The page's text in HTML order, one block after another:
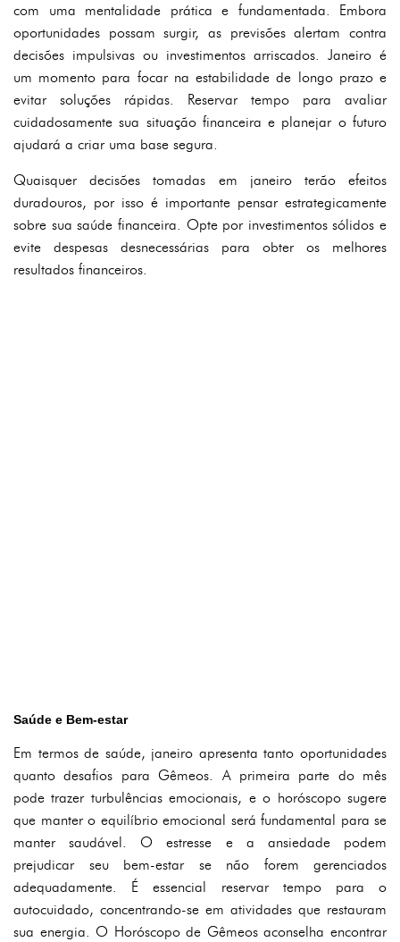
com uma mentalidade prática e fundamentada. Embora
oportunidades possam surgir, as previsões alertam contra
decisões impulsivas ou investimentos arriscados. Janeiro é
um momento para focar na estabilidade de longo prazo e
evitar soluções rápidas. Reservar tempo para avaliar
cuidadosamente sua situação financeira e planejar o futuro
ajudará a criar uma base segura.
Quaisquer decisões tomadas em janeiro terão efeitos
duradouros, por isso é importante pensar estrategicamente
sobre sua saúde financeira. Opte por investimentos sólidos e
evite despesas desnecessárias para obter os melhores
resultados financeiros.
Saúde e Bem-estar
Em termos de saúde, janeiro apresenta tanto oportunidades
quanto desafios para Gêmeos. A primeira parte do mês
pode trazer turbulências emocionais, e o horóscopo sugere
que manter o equilíbrio emocional será fundamental para se
manter saudável. O estresse e a ansiedade podem
prejudicar seu bem-estar se não forem gerenciados
adequadamente. É essencial reservar tempo para o
autocuidado, concentrando-se em atividades que restauram
sua energia. O Horóscopo de Gêmeos aconselha encontrar